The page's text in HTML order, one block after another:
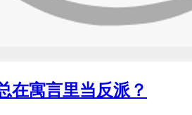
在寓言里当反派？